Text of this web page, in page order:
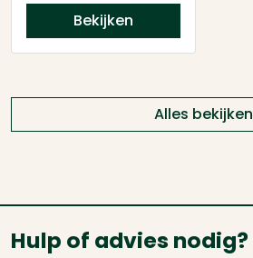
Bekijken
Alles bekijken
Hulp of advies nodig?